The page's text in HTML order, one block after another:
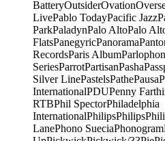
BatteryOutsiderOvation
LivePablo TodayPacific Jazz
ParkPaladynPalo AltoPalo
FlatsPanegyricPanorama
RecordsParis Album
SeriesParrotPartisanPasha
Silver LinePastelsPathePausa
InternationalPDUPenny
RTBPhil SpectorPhiladelphia
InternationalPhilipsPhilips
LanePhono SueciaPhonogram